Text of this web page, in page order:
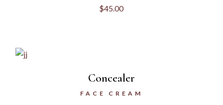
$45.00
Concealer
FACE CREAM